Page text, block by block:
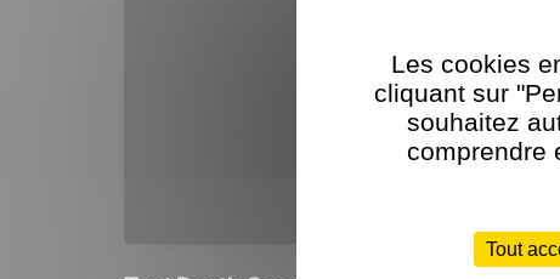
Les cookies
cliquant sur
souhaitez
comprendre
Tout